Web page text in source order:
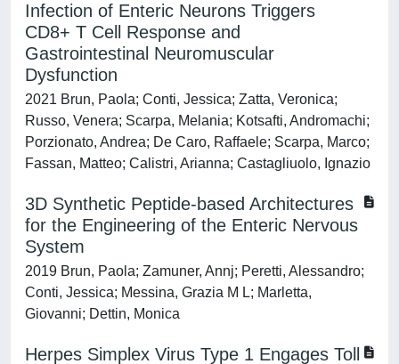
Infection of Enteric Neurons Triggers
CD8+ T Cell Response and
Gastrointestinal Neuromuscular
Dysfunction
2021 Brun, Paola; Conti, Jessica; Zatta, Veronica;
Russo, Venera; Scarpa, Melania; Kotsafti, Andromachi;
Porzionato, Andrea; De Caro, Raffaele; Scarpa, Marco;
Fassan, Matteo; Calistri, Arianna; Castagliuolo, Ignazio
3D Synthetic Peptide-based Architectures
for the Engineering of the Enteric Nervous
System
2019 Brun, Paola; Zamuner, Annj; Peretti, Alessandro;
Conti, Jessica; Messina, Grazia M L; Marletta,
Giovanni; Dettin, Monica
Herpes Simplex Virus Type 1 Engages Toll